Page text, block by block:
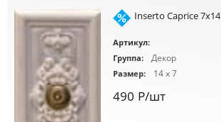
Inserto Caprice 7x14
Артикул:
Группа:
Декор
Размер: 14 x 7
490 Р/шт